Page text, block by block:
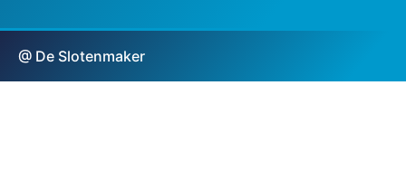
@ De Slotenmaker